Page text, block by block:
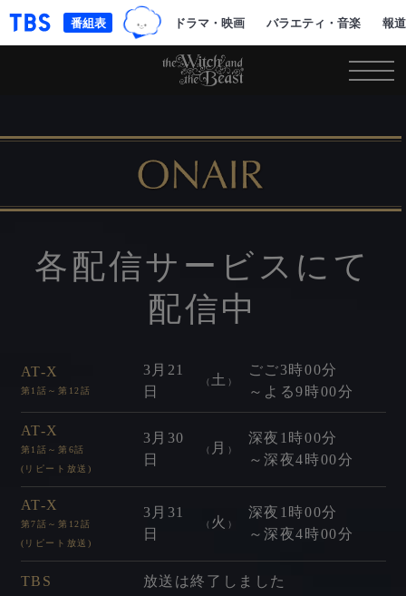
「TBSテレビ｜ときめくときを。」トップページ
TBSグループキャラクター『ワクテ
ドラマ・映画 バラエティ・音楽 報
番組表
各配信サービスにて
配信中
AT-X
第1話～第12話
3 月 21
日
（ 土 ）
ごご3時00分
～よる9時00分
AT-X
第1話～第6話
(リピート放送)
3 月 30
日
（ 月 ）
深夜 1時00分
～深夜4時00分
AT-X
第7話～第12話
(リピート放送)
3 月 31
日
（ 火 ）
深夜 1時00分
～深夜4時00分
TBS 放送は終了しました